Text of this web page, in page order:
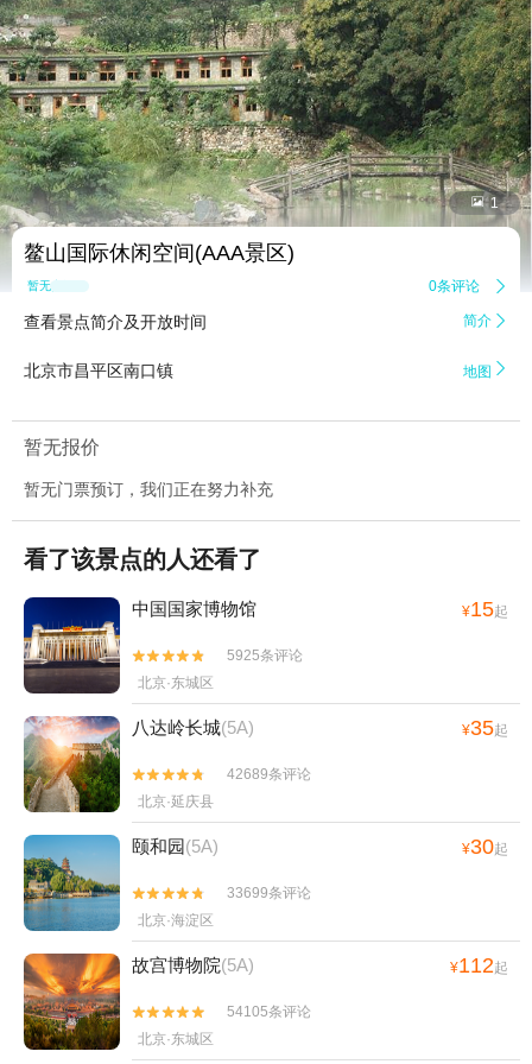
 1
鳌山国际休闲空间(AAA景区)
暂无点评 0条评论 
查看景点简介及开放时间 简介 
北京市昌平区南口镇 地图 
暂无报价
暂无门票预订，我们正在努力补充
看了该景点的人还看了
中国国家博物馆 ¥15起


5925条评论
北京·东城区
八达岭长城(5A) ¥35起


42689条评论
北京·延庆县
颐和园(5A) ¥30起


33699条评论
北京·海淀区
故宫博物院(5A) ¥112起


54105条评论
北京·东城区
